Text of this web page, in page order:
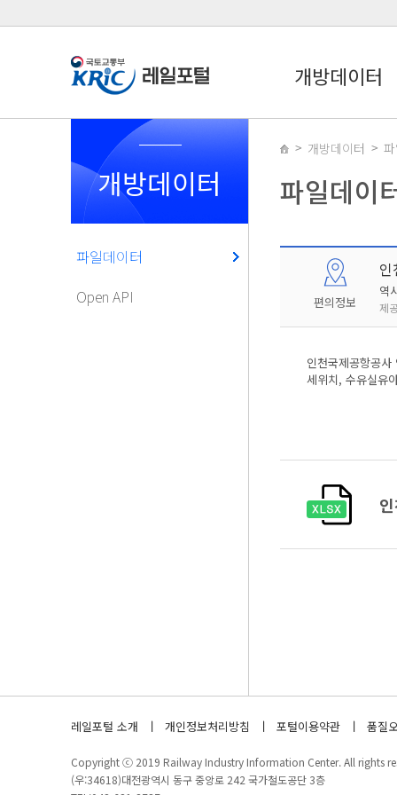
개방데이터
개방데이터
파일데이터
Open API
개방데이터
파일데이
편의정보
역
제
인천국제공항공
세위치, 수유실유
레일포털 소개 개인정보처리방침 포털이용약관 품질
Copyright ⓒ 2019 Railway Industry Information Center. All rights
(우:34618)대전광역시 동구 중앙로 242 국가철도공단 3층